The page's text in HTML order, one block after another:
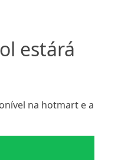
estárá
na hotmart e a